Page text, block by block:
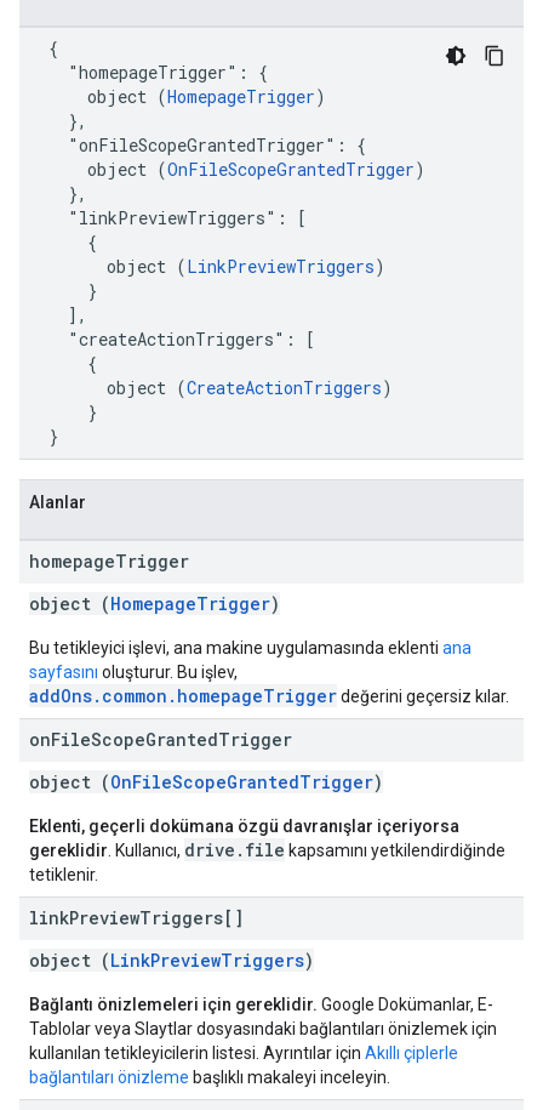
  {
    "homepageTrigger": {
      object (
HomepageTrigger)
    },
    "onFileScopeGrantedTrigger": {
      object (
OnFileScopeGrantedTrigger)
    },
    "linkPreviewTriggers": [
      {
        object (
LinkPreviewTriggers)
      }
    ],
    "createActionTriggers": [
      {
        object (
CreateActionTriggers)
      }
  }
Alanlar
homepageTrigger
object (HomepageTrigger)
Bu tetikleyici işlevi, ana makine uygulamasında eklenti ana
sayfasını oluşturur. Bu işlev,
addOns.common.homepageTriggerdeğerini geçersiz kılar.
onFileScopeGrantedTrigger
object (OnFileScopeGrantedTrigger)
Eklenti, geçerli dokümana özgü davranışlar içeriyorsa
gereklidir . Kullanıcı, drive.file kapsamını yetkilendirdiğinde
tetiklenir.
linkPreviewTriggers[]
object (LinkPreviewTriggers)
Bağlantı önizlemeleri için gereklidir. Google Dokümanlar, E-
Tablolar veya Slaytlar dosyasındaki bağlantıları önizlemek için
kullanılan tetikleyicilerin listesi. Ayrıntılar için Akıllı çiplerle
bağlantıları önizleme başlıklı makaleyi inceleyin.